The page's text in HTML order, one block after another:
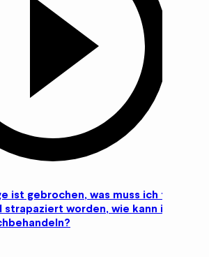
ist gebrochen, was muss ich tun?
worden, wie kann ich